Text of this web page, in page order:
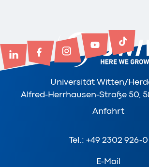
Universität Witten/
Alfred-Herrhausen-Straße 50,
Anfahrt
Tel.: +49 2302 926-0
E-Mail